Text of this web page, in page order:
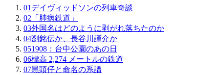
01 デイヴィッドソンの列車奇談
02 「肺病鉄道」
03外国名はどのように剥がれ落ちたのか
04劉銘伝か、長谷川謹介か
051908：台中公園のあの日
06標高 2,274 メートルの鉄道
07黒頭仔と命名の系譜